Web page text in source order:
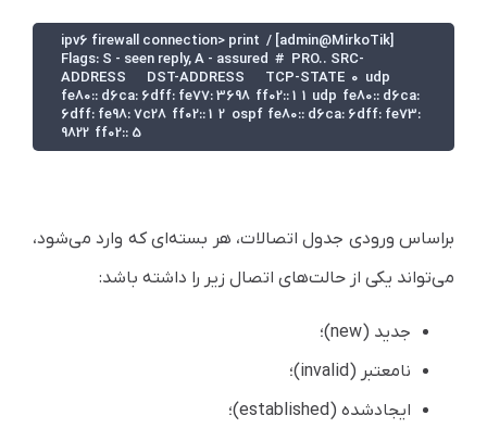
[admin@MirkoTik] /ipv6 firewall connection> print
Flags: S - seen reply, A - assured    #    PRO.. SRC-
ADDRESS                 DST-ADDRESS                 TCP-STATE    0    udp
fe80:: d6ca: 6dff: fe77: 3698   ff02:: 1    1    udp   fe80:: d6ca:
6dff: fe98: 7c28   ff02:: 1    2    ospf  fe80:: d6ca: 6dff: fe73:
9822   ff02:: 5
بر‌اساس ورودی جدول اتصالات، هر بسته‌ای که وارد می‌شود،
می‌تواند یکی از حالت‌های اتصال زیر را داشته باشد:
جدید (new)؛
نامعتبر (invalid)؛
ایجاد‌شده (established)؛